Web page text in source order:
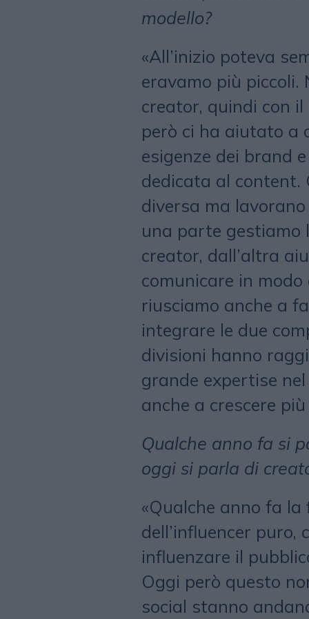
modello?
«All’inizio poteva
eravamo più piccoli.
creator, quindi con
però ci ha aiutato a
esigenze dei brand
dedicata al content.
diversa ma
una parte gestiamo
creator, dall’altra
comunicare in modo
riusciamo anche a
integrare le due
divisioni hanno
grande expertise
anche a crescere più
Qualche anno fa si
oggi si parla di
«Qualche anno fa
dell’influencer puro,
influenzare il
Oggi però questo
social stanno